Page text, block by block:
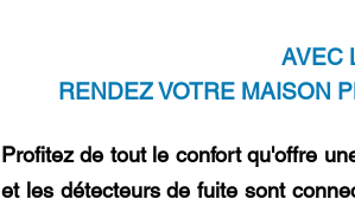
AVEC
RENDEZ VOTRE MAISON
Profitez de tout le confort qu'offre
et les détecteurs de fuite sont